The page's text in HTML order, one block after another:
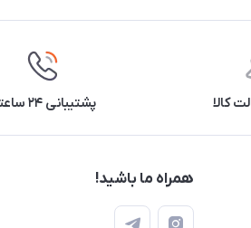
کالا پشتیبانی ۲۴ ساعته
همراه ما باشید!